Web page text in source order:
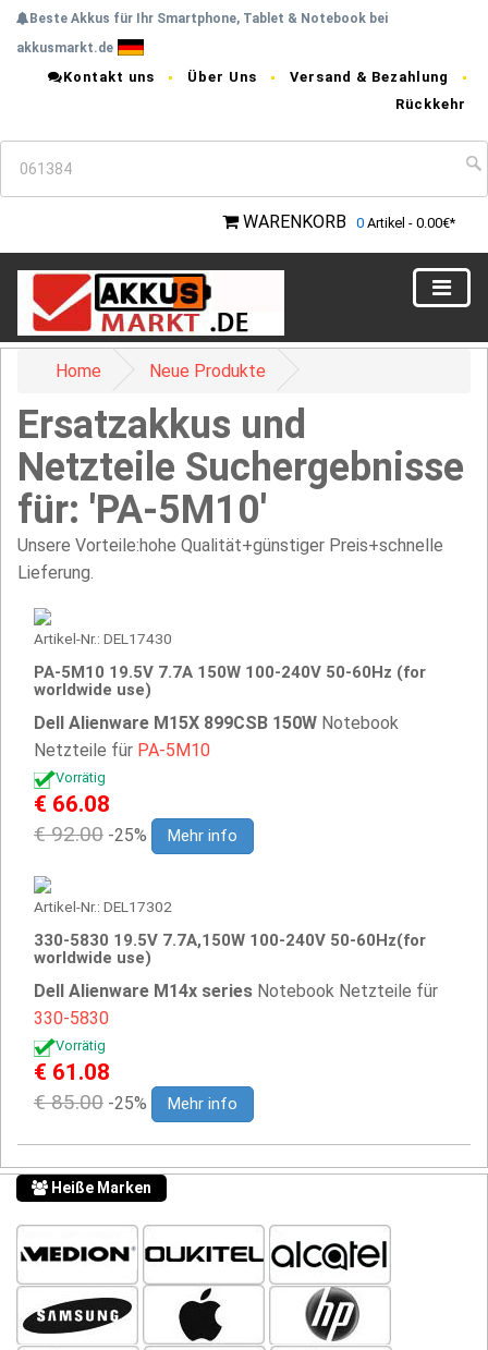
Beste Akkus für Ihr Smartphone, Tablet & Notebook bei
akkusmarkt.de
Kontakt uns Über Uns
Versand & Bezahlung
Rückkehr
WARENKORB 0 Artikel - 0.00€*
Home Neue Produkte
Ersatzakkus und
Netzteile Suchergebnisse
für: 'PA-5M10'
Unsere Vorteile:hohe Qualität+günstiger Preis+schnelle
Lieferung.
Artikel-Nr.: DEL17430
PA-5M10 19.5V 7.7A 150W 100-240V 50-60Hz (for
worldwide use)
Dell Alienware M15X 899CSB 150W Notebook
Netzteile für PA-5M10
Vorrätig
€ 66.08
€ 92.00 -25% Mehr info
Artikel-Nr.: DEL17302
330-5830 19.5V 7.7A,150W 100-240V 50-60Hz(for
worldwide use)
Dell Alienware M14x series Notebook Netzteile für
330-5830
Vorrätig
€ 61.08
€ 85.00 -25% Mehr info
Heiße Marken